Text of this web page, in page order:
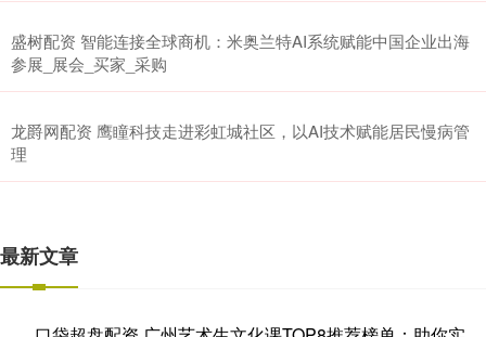
盛树配资 智能连接全球商机：米奥兰特AI系统赋能中国企业出海
参展_展会_买家_采购
龙爵网配资 鹰瞳科技走进彩虹城社区，以AI技术赋能居民慢病管
理
最新文章